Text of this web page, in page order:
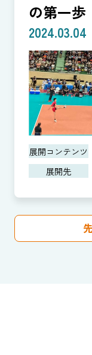
の第一歩
CUP」
2024.03.04
展開コンテンツ
展開先